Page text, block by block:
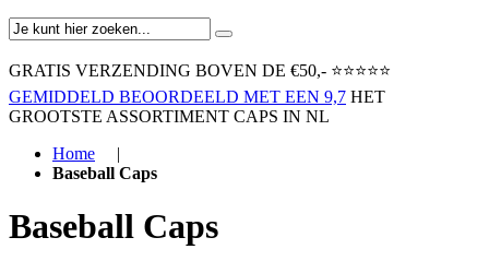
GRATIS VERZENDING BOVEN ​DE €50,-​ ⭐⭐⭐⭐⭐
GEMIDDELD BEOORDEELD MET EEN 9,7 HET
GROOTSTE ASSORTIMENT CAPS IN NL
Home
|
Baseball Caps
Baseball Caps